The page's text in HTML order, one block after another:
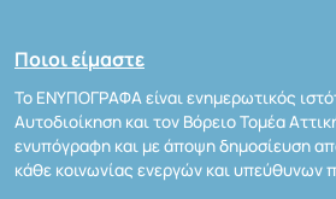
Ποιοι είμαστε
Το ΕΝΥΠΟΓΡΑΦΑ είναι ενημερωτικός
Αυτοδιοίκηση και τον Βόρειο Τομέα
ενυπόγραφη και με άποψη δημοσίευση
κάθε κοινωνίας ενεργών και υπεύθυνων